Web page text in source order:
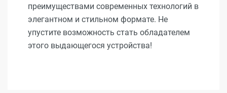
преимуществами современных технологий в
элегантном и стильном формате. Не
упустите возможность стать обладателем
этого выдающегося устройства!